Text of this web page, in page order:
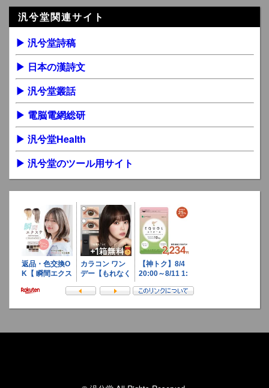
汎兮堂関連サイト
▶ 汎兮堂詩稿
▶ 日本の漢詩文
▶ 汎兮堂叢話
▶ 電脳電網総研
▶ 汎兮堂Health
▶ 汎兮堂のツール用サイト